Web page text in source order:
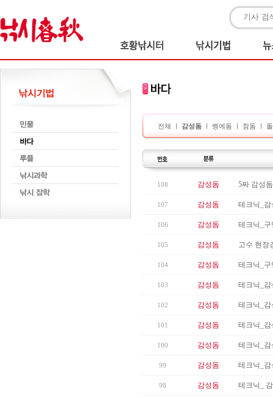
전체 ㅣ 감성돔 ㅣ 벵에돔 ㅣ 참돔 ㅣ
108 감성돔 5짜 감성
107 감성돔 테크닉_
106 감성돔 테크닉_
105 감성돔 고수 현장
104 감성돔 테크닉_구
103 감성돔 테크닉_
102 감성돔 테크닉_
101 감성돔 테크닉_
100 감성돔 테크닉_
99 감성돔 테크닉_
98 감성돔 테크닉_